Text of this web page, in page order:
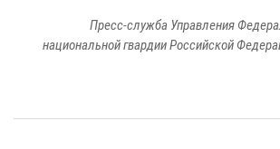
Пресс-служба Управления
национальной гвардии Российской